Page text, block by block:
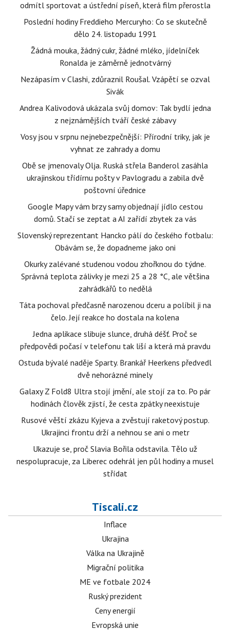
odmítl sportovat a ústřední píseň, která film přerostla
Poslední hodiny Freddieho Mercuryho: Co se skutečně
dělo 24. listopadu 1991
Žádná mouka, žádný cukr, žádné mléko, jídelníček
Ronalda je záměrně jednotvárný
Nezápasím v Clashi, zdůraznil Roušal. Vzápětí se ozval
Sivák
Andrea Kalivodová ukázala svůj domov: Tak bydlí jedna
z nejznámějších tváří české zábavy
Vosy jsou v srpnu nejnebezpečnější: Přírodní triky, jak je
vyhnat ze zahrady a domu
Obě se jmenovaly Olja. Ruská střela Banderol zasáhla
ukrajinskou třídírnu pošty v Pavlogradu a zabila dvě
poštovní úřednice
Google Mapy vám brzy samy objednají jídlo cestou
domů. Stačí se zeptat a AI zařídí zbytek za vás
Slovenský reprezentant Hancko pálí do českého fotbalu:
Obávám se, že dopadneme jako oni
Okurky zalévané studenou vodou zhořknou do týdne.
Správná teplota zálivky je mezi 25 a 28 °C, ale většina
zahrádkářů to nedělá
Táta pochoval předčasně narozenou dceru a políbil ji na
čelo. Její reakce ho dostala na kolena
Jedna aplikace slibuje slunce, druhá déšť. Proč se
předpovědi počasí v telefonu tak liší a která má pravdu
Ostuda bývalé naděje Sparty. Brankář Heerkens předvedl
dvě nehorázné minely
Galaxy Z Fold8 Ultra stojí jmění, ale stojí za to. Po pár
hodinách člověk zjistí, že cesta zpátky neexistuje
Rusové věští zkázu Kyjeva a zvěstují raketový postup.
Ukrajinci frontu drží a nehnou se ani o metr
Ukazuje se, proč Slavia Bořila odstavila. Tělo už
nespolupracuje, za Liberec odehrál jen půl hodiny a musel
střídat
Tiscali.cz
Inflace
Ukrajina
Válka na Ukrajině
Migrační politika
ME ve fotbale 2024
Ruský prezident
Ceny energií
Evropská unie